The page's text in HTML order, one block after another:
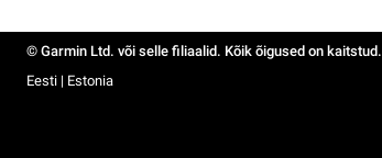
© Garmin Ltd. või selle filiaalid. Kõik õigused on kaitstud.
Eesti | Estonia